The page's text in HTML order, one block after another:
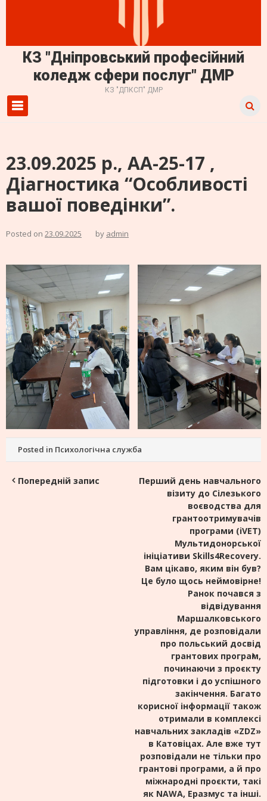
КЗ "Дніпровський професійний
коледж сфери послуг" ДМР
КЗ "ДПКСП" ДМР
23.09.2025 р., АА-25-17 ,
Діагностика “Особливості
вашої поведінки”.
Posted on 23.09.2025 by admin
Posted in Психологічна служба
Навігація
Попередній запис
Перший день навчального
візиту до Сілезького
воєводства для
грантоотримувачів
програми (iVET)
Мультидонорської
ініціативи Skills4Recovery.
Вам цікаво, яким він був?
Це було щось неймовірне!
Ранок почався з
відвідування
Маршалковського
управління, де розповідали
про польський досвід
грантових програм,
починаючи з проєкту
підготовки і до успішного
закінчення. Багато
корисної інформації також
отримали в комплексі
навчальних закладів «ZDZ»
в Катовіцах. Але вже тут
розповідали не тільки про
грантові програми, а й про
міжнародні проєкти, такі
як NAWA, Еразмус та інші.